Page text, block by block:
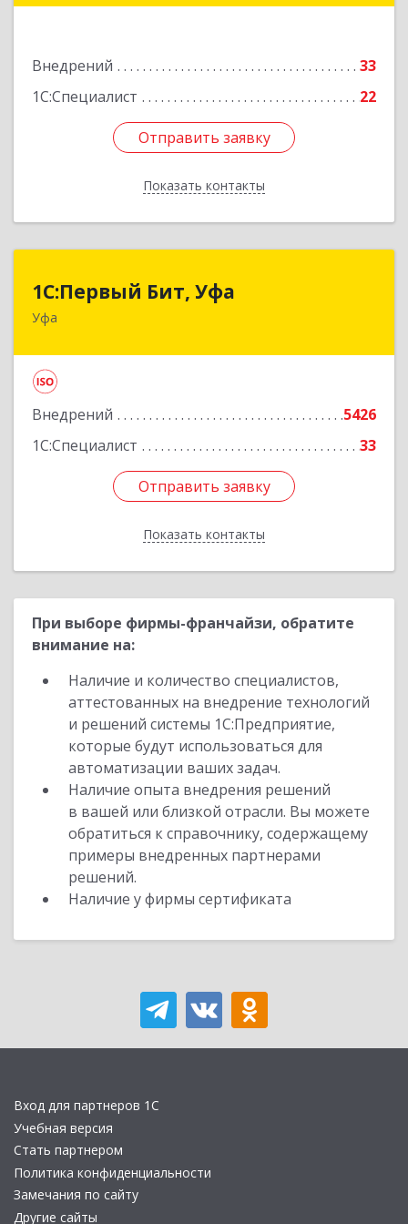
Внедрений
33
1С:Специалист
22
Отправить заявку
Показать контакты
Отправить заявку
Назад
1С:Первый Бит, Уфа
Уфа
Внедрений
5426
1С:Специалист
33
Отправить заявку
Показать контакты
1С:Первый Бит, Уфа
Отправить заявку
Назад
При выборе фирмы-франчайзи, обратите
внимание на:
Наличие и количество специалистов,
аттестованных на внедрение технологий
и решений системы 1С:Предприятие,
которые будут использоваться для
автоматизации ваших задач.
Наличие опыта внедрения решений
в вашей или близкой отрасли. Вы можете
обратиться к справочнику, содержащему
примеры внедренных партнерами
решений.
Наличие у фирмы сертификата
Вход для партнеров 1С
Учебная версия
Стать партнером
Политика конфиденциальности
Замечания по сайту
Другие сайты